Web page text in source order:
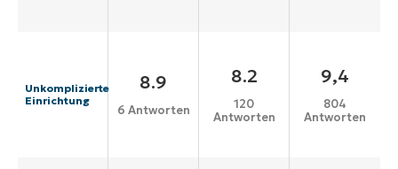
Unkomplizierte
Einrichtung
8.9
6 Antworten
8.2
120
Antworten
9,4
804
Antworten